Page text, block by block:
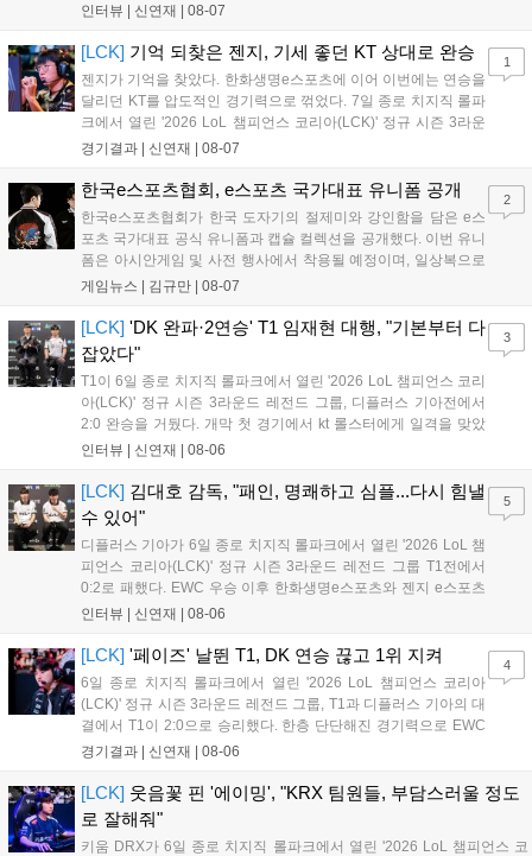
를 벌리며 25분 만에 승리하면서 말 그대로 압도적인 경기력을 선
하며 POM에 선정됐...
인터뷰 | 신연재 | 08-07
[LCK] 기억 되찾은 젠지, 기세 좋던 KT 상대로 완승
젠지가 기억을 찾았다. 한화생명e스포츠에 이어 이번에는 연승을
달리던 KT를 압도적인 경기력으로 꺾었다. 7일 종로 치지직 롤파
크에서 열린 '2026 LoL 챔피언스 코리아(LCK)' 정규 시즌 3라운
드 레전드 그룹, kt 롤스터와 젠지 e스포츠의 대결에서 젠지가 압
기억을 되찾기라도 한 듯 1,...
경기결과 | 신연재 | 08-07
1
한국e스포츠협회, e스포츠 국가대표 유니폼 공개
한국e스포츠협회가 한국 도자기의 절제미와 강인함을 담은 e스
포츠 국가대표 공식 유니폼과 캡슐 컬렉션을 공개했다. 이번 유니
폼은 아시안게임 및 사전 행사에서 착용될 예정이며, 일상복으로
구성된 컬렉션은 오는 8월 28일부터 골스튜디오 공식 홈페이지
서는 대회 규정에 따라 별도의 유니폼을 착용할 계획이다....
게임뉴스 | 김규만 | 08-07
2
[LCK] 'DK 완파·2연승' T1 임재현 대행, "기본부터 다
잡았다"
T1이 6일 종로 치지직 롤파크에서 열린 '2026 LoL 챔피언스 코리
아(LCK)' 정규 시즌 3라운드 레전드 그룹, 디플러스 기아전에서
2:0 완승을 거뒀다. 개막 첫 경기에서 kt 롤스터에게 일격을 맞았
지만, 젠지 e스포츠의 홈 경기에서 원정 승리를 챙기며 분위기를
한 모습이었다. 다음은...
인터뷰 | 신연재 | 08-06
3
[LCK] 김대호 감독, "패인, 명쾌하고 심플...다시 힘낼
수 있어"
디플러스 기아가 6일 종로 치지직 롤파크에서 열린 '2026 LoL 챔
피언스 코리아(LCK)' 정규 시즌 3라운드 레전드 그룹 T1전에서
0:2로 패했다. EWC 우승 이후 한화생명e스포츠와 젠지 e스포츠
를 잡아내며 기세를 끌어올렸지만, 경기력이 제 궤도에 오른 T1은
"오늘 져서 너무 아쉽다"...
인터뷰 | 신연재 | 08-06
5
[LCK] '페이즈' 날뛴 T1, DK 연승 끊고 1위 지켜
6일 종로 치지직 롤파크에서 열린 '2026 LoL 챔피언스 코리아
(LCK)' 정규 시즌 3라운드 레전드 그룹, T1과 디플러스 기아의 대
결에서 T1이 2:0으로 승리했다. 한층 단단해진 경기력으로 EWC
우승을 기점으로 파죽지세의 연승을 이어가던 디플러스 기아를
T1은 첫 드래곤을 두드렸...
경기결과 | 신연재 | 08-06
4
[LCK] 웃음꽃 핀 '에이밍', "KRX 팀원들, 부담스러울 정도
로 잘해줘"
키움 DRX가 6일 종로 치지직 롤파크에서 열린 '2026 LoL 챔피언스 코